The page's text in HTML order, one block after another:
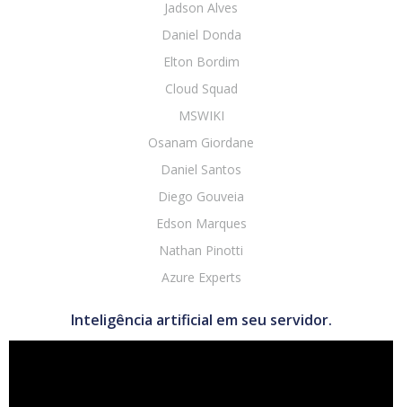
Jadson Alves
Daniel Donda
Elton Bordim
Cloud Squad
MSWIKI
Osanam Giordane
Daniel Santos
Diego Gouveia
Edson Marques
Nathan Pinotti
Azure Experts
Inteligência artificial em seu servidor.